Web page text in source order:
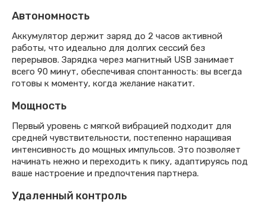
Автономность
Аккумулятор держит заряд до 2 часов активной
работы, что идеально для долгих сессий без
перерывов. Зарядка через магнитный USB занимает
всего 90 минут, обеспечивая спонтанность: вы всегда
готовы к моменту, когда желание накатит.
Мощность
Первый уровень с мягкой вибрацией подходит для
средней чувствительности, постепенно наращивая
интенсивность до мощных импульсов. Это позволяет
начинать нежно и переходить к пику, адаптируясь под
ваше настроение и предпочтения партнера.
Удаленный контроль